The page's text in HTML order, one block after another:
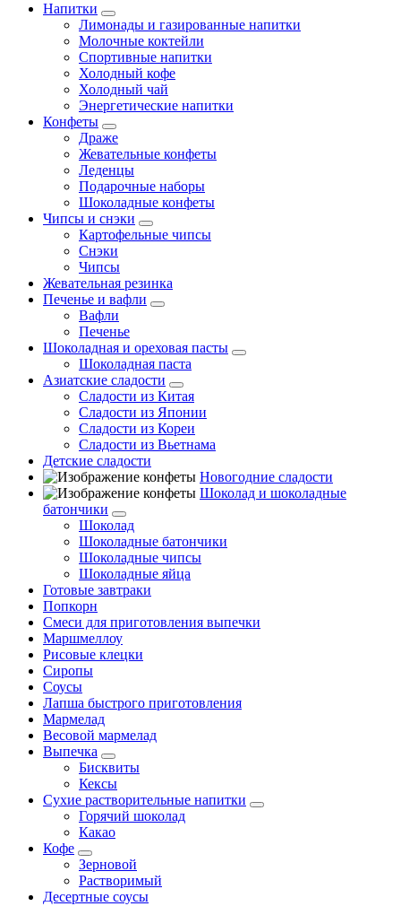
Напитки
Лимонады и газированные напитки
Молочные коктейли
Спортивные напитки
Холодный кофе
Холодный чай
Энергетические напитки
Конфеты
Драже
Жевательные конфеты
Леденцы
Подарочные наборы
Шоколадные конфеты
Чипсы и снэки
Картофельные чипсы
Снэки
Чипсы
Жевательная резинка
Печенье и вафли
Вафли
Печенье
Шоколадная и ореховая пасты
Шоколадная паста
Азиатские сладости
Сладости из Китая
Сладости из Японии
Сладости из Кореи
Сладости из Вьетнама
Детские сладости
Новогодние сладости
Шоколад и шоколадные
батончики
Шоколад
Шоколадные батончики
Шоколадные чипсы
Шоколадные яйца
Готовые завтраки
Попкорн
Смеси для приготовления выпечки
Маршмеллоу
Рисовые клецки
Сиропы
Соусы
Лапша быстрого приготовления
Мармелад
Весовой мармелад
Выпечка
Бисквиты
Кексы
Сухие растворительные напитки
Горячий шоколад
Какао
Кофе
Зерновой
Растворимый
Десертные соусы